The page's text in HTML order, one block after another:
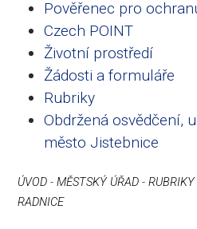
Pověřenec pro
Czech POINT
Životní prostředí
Žádosti a formuláře
Rubriky
Obdržená osvědčení,
město Jistebnice
ÚVOD - MĚSTSKÝ ÚŘAD - RUBRIKY
RADNICE